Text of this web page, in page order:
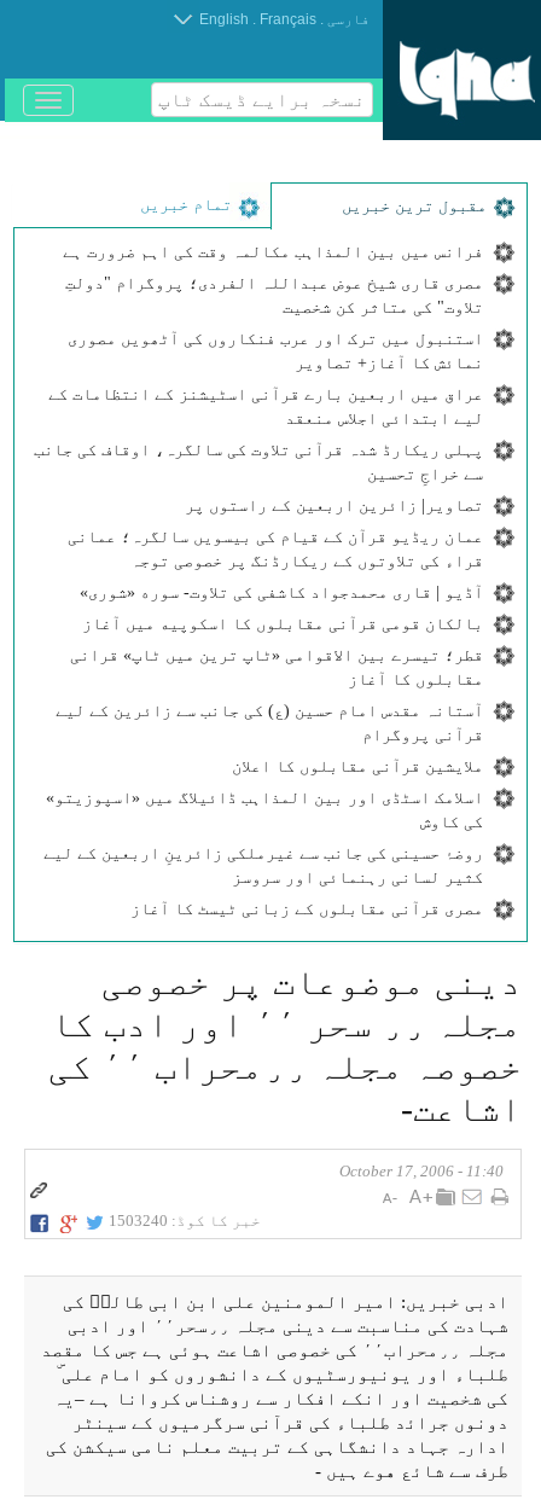
فارسی .
Français
.
English
نسخہ برایے ڈیسک ٹاپ
باز
و
مقبول ترین خبریں تمام خبریں
فرانس میں بین المذاہب مکالمہ وقت کی اہم ضرورت ہے
مصری قاری شیخ عوض عبداللہ الفردی؛ پروگرام "دولتِ
تلاوت" کی متاثر کن شخصیت
استنبول میں ترک اور عرب فنکاروں کی آٹھویں مصوری
نمائش کا آغاز+ تصاویر
عراق میں اربعین بارے قرآنی اسٹیشنز کے انتظامات کے
لیے ابتدائی اجلاس منعقد
پہلی ریکارڈ شدہ قرآنی تلاوت کی سالگرہ، اوقاف کی جانب
سے خراجِ تحسین
تصاویر| زائرین اربعین کے راستوں پر
عمان ریڈیو قرآن کے قیام کی بیسویں سالگرہ؛ عمانی
قراء کی تلاوتوں کے ریکارڈنگ پر خصوصی توجہ
آڈیو | قاری محمدجواد کاشفی کی تلاوت- سوره‌‌ «شوری»
بالکان قومی قرآنی مقابلوں کا اسکوپیه میں آغاز
قطر؛ تیسرے بین الاقوامی «ٹاپ ترین میں ٹاپ» قرانی
مقابلوں کا آغاز
آستانہ مقدس امام حسین (ع) کی جانب سے زائرین کے لیے
قرآنی پروگرام
ملایشین قرآنی مقابلوں کا اعلان
اسلامک اسٹڈی اور بین المذاہب ڈائیلاگ میں «اسپوزیتو»
کی کاوش
روضۂ حسینی کی جانب سے غیرملکی زائرینِ اربعین کے لیے
کثیر لسانی رہنمائی اور سروسز
مصری قرآنی مقابلوں کے زبانی ٹیسٹ کا آغاز
دينی موضوعات پر خصوصی
مجلہ ٫٫ سحر ٬٬ اور ادب كا
خصوصہ مجلہ ٫٫محراب ٬٬ كی
اشاعت-
11:40 - October 17, 2006
خبر کا کوڈ: 1503240
ادبی خبریں: امير المومنين علی ابن ابی طالبۜ كی
شہادت كی مناسبت سے دينی مجلہ ٫٫سحر٬٬ اور ادبی
مجلہ ٫٫محراب٬٬ كی خصوصی اشاعت ہوئی ہے جس كا مقصد
طلباء اور يونيورسٹيوں كے دانشوروں كو امام علی ۜ
كی شخصيت اور انكے افكار سے روشناس كروانا ہے –یہ
دونوں جراﺋد طلباء كی قرآنی سرگرميوں كے سينٹر
ادارہ جہاد دانشگاہی كے تربيت معلم نامی سيكشن كی
طرف سے شائع هوے ہیں -